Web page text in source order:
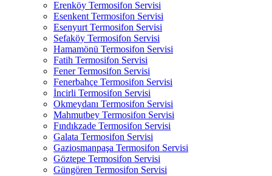
Erenköy Termosifon Servisi
Esenkent Termosifon Servisi
Esenyurt Termosifon Servisi
Sefaköy Termosifon Servisi
Hamamönü Termosifon Servisi
Fatih Termosifon Servisi
Fener Termosifon Servisi
Fenerbahçe Termosifon Servisi
İncirli Termosifon Servisi
Okmeydanı Termosifon Servisi
Mahmutbey Termosifon Servisi
Fındıkzade Termosifon Servisi
Galata Termosifon Servisi
Gaziosmanpaşa Termosifon Servisi
Göztepe Termosifon Servisi
Güngören Termosifon Servisi